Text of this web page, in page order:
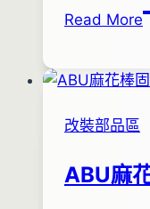
30
2012
年
07
12
日
Read More
改裝部品區
ABU麻